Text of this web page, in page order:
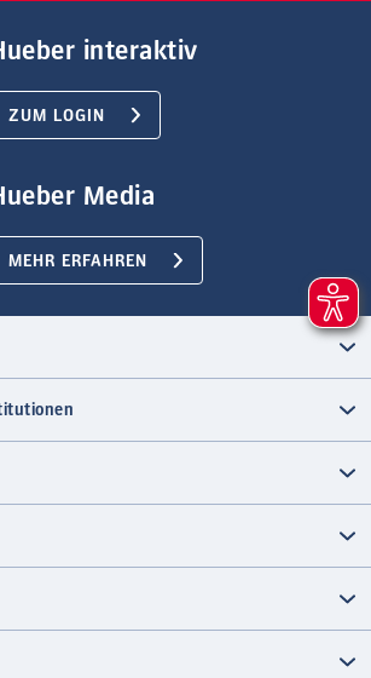
interaktiv
ZUM LOGIN
Media
MEHR ERFAHREN